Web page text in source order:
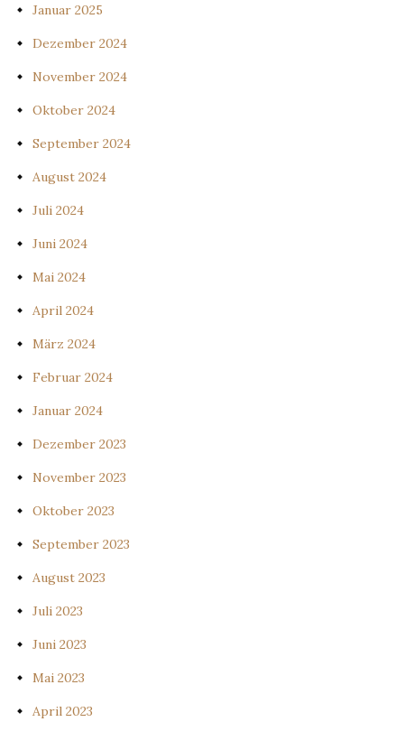
Januar 2025
Dezember 2024
November 2024
Oktober 2024
September 2024
August 2024
Juli 2024
Juni 2024
Mai 2024
April 2024
März 2024
Februar 2024
Januar 2024
Dezember 2023
November 2023
Oktober 2023
September 2023
August 2023
Juli 2023
Juni 2023
Mai 2023
April 2023